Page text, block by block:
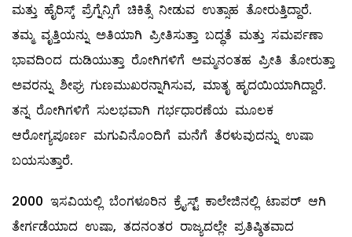
ಮತ್ತು ಹೈರಿಸ್ಕ್ ಪ್ರೆಗ್ನೆನ್ಸಿಗೆ ಚಿಕಿತ್ಸೆ ನೀಡುವ ಉತ್ಸಾಹ ತೋರುತ್ತಿದ್ದಾರೆ.
ತಮ್ಮ ವೃತ್ತಿಯನ್ನು ಅತಿಯಾಗಿ ಪ್ರೀತಿಸುತ್ತಾ ಬದ್ಧತೆ ಮತ್ತು ಸಮರ್ಪಣಾ
ಭಾವದಿಂದ ದುಡಿಯುತ್ತಾ ರೋಗಿಗಳಿಗೆ ಅಮ್ಮನಂತಹ ಪ್ರೀತಿ ತೋರುತ್ತಾ
ಅವರನ್ನು ಶೀಘ್ರ ಗುಣಮುಖರನ್ನಾಗಿಸುವ, ಮಾತೃ ಹೃದಯಿಯಾಗಿದ್ದಾರೆ.
ತನ್ನ ರೋಗಿಗಳಿಗೆ ಸುಲಭವಾಗಿ ಗರ್ಭಧಾರಣೆಯ ಮೂಲಕ
ಆರೋಗ್ಯಪೂರ್ಣ ಮಗುವಿನೊಂದಿಗೆ ಮನೆಗೆ ತೆರಳುವುದನ್ನು ಉಷಾ
ಬಯಸುತ್ತಾರೆ.
2000 ಇಸವಿಯಲ್ಲಿ ಬೆಂಗಳೂರಿನ ಕ್ರೈಸ್ಟ್ ಕಾಲೇಜಿನಲ್ಲಿ ಟಾಪರ್‌ ಆಗಿ
ತೇರ್ಗಡೆಯಾದ ಉಷಾ, ತದನಂತರ ರಾಜ್ಯದಲ್ಲೇ ಪ್ರತಿಷ್ಠಿತವಾದ